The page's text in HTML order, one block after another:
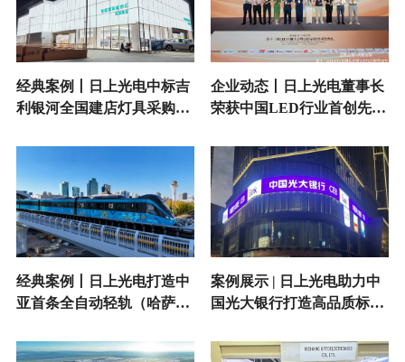
经典案例丨日上光电中标吉
利银河全国建店灯具采购项
企业动态丨日上光电董事长
荣获中国LED行业首创先锋
经典案例丨日上光电打造中
亚首条全自动轻轨（哈萨克
明新标杆
案例展示 | 日上光电助力中
国光大银行打造高品质标识